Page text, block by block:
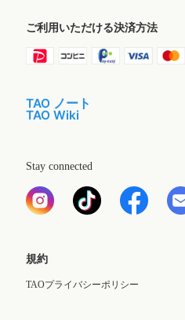
ご利用いただける決済方法
TAO ノート
TAO Wiki
Stay connected
規約
TAOプライバシーポリシー